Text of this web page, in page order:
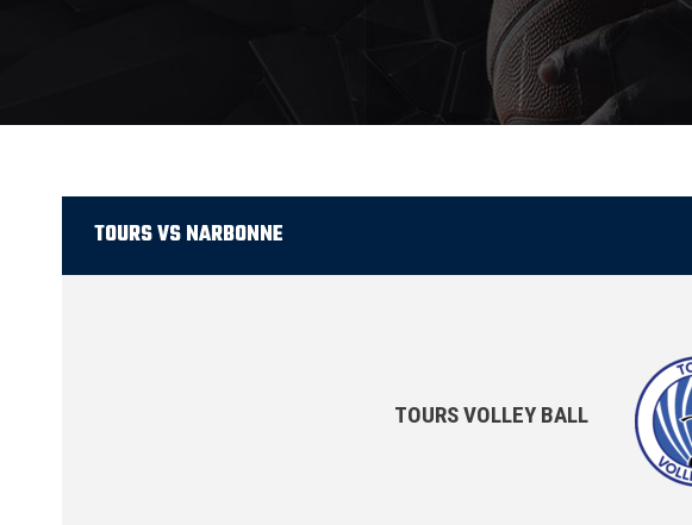
TOURS VS NARBONNE
TOURS VOLLEY BALL